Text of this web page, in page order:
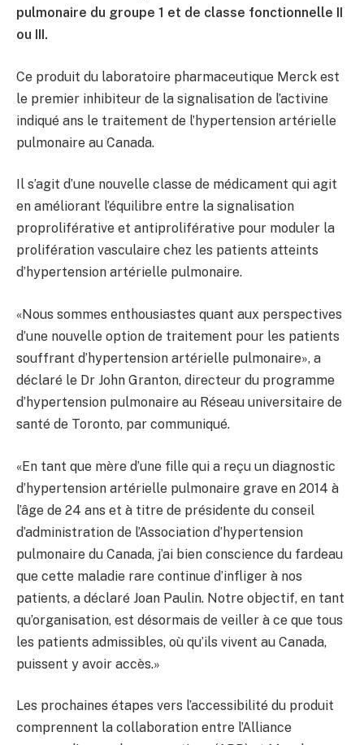
pulmonaire du groupe 1 et de classe fonctionnelle II
ou III.
Ce produit du laboratoire pharmaceutique Merck est
le premier inhibiteur de la signalisation de l’activine
indiqué ans le traitement de l’hypertension artérielle
pulmonaire au Canada.
Il s’agit d’une nouvelle classe de médicament qui agit
en améliorant l’équilibre entre la signalisation
proproliférative et antiproliférative pour moduler la
prolifération vasculaire chez les patients atteints
d’hypertension artérielle pulmonaire.
«Nous sommes enthousiastes quant aux perspectives
d’une nouvelle option de traitement pour les patients
souffrant d’hypertension artérielle pulmonaire», a
déclaré le Dr John Granton, directeur du programme
d’hypertension pulmonaire au Réseau universitaire de
santé de Toronto, par communiqué.
«En tant que mère d’une fille qui a reçu un diagnostic
d’hypertension artérielle pulmonaire grave en 2014 à
l’âge de 24 ans et à titre de présidente du conseil
d’administration de l’Association d’hypertension
pulmonaire du Canada, j’ai bien conscience du fardeau
que cette maladie rare continue d’infliger à nos
patients, a déclaré Joan Paulin. Notre objectif, en tant
qu’organisation, est désormais de veiller à ce que tous
les patients admissibles, où qu’ils vivent au Canada,
puissent y avoir accès.»
Les prochaines étapes vers l’accessibilité du produit
comprennent la collaboration entre l’Alliance